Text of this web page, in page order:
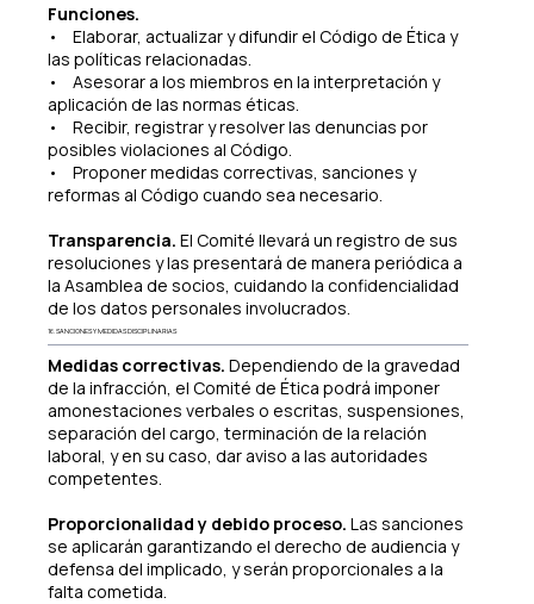
Funciones.
• Elaborar, actualizar y difundir el Código de Ética y
las políticas relacionadas.
• Asesorar a los miembros en la interpretación y
aplicación de las normas éticas.
• Recibir, registrar y resolver las denuncias por
posibles violaciones al Código.
• Proponer medidas correctivas, sanciones y
reformas al Código cuando sea necesario.
Transparencia. El Comité llevará un registro de sus
resoluciones y las presentará de manera periódica a
la Asamblea de socios, cuidando la confidencialidad
de los datos personales involucrados.
16. SANCIONES Y MEDIDAS DISCIPLINARIAS
Medidas correctivas. Dependiendo de la gravedad
de la infracción, el Comité de Ética podrá imponer
amonestaciones verbales o escritas, suspensiones,
separación del cargo, terminación de la relación
laboral, y en su caso, dar aviso a las autoridades
competentes.
Proporcionalidad y debido proceso. Las sanciones
se aplicarán garantizando el derecho de audiencia y
defensa del implicado, y serán proporcionales a la
falta cometida.